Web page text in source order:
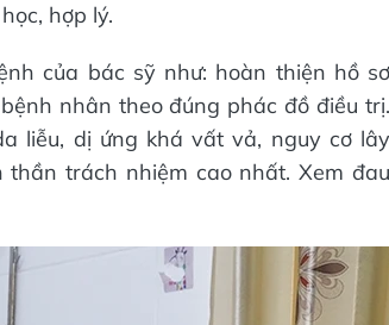
hợp lý.
của bác sỹ như: hoàn thiện hồ sơ
nhân theo đúng phác đồ điều trị.
liễu, dị ứng khá vất vả, nguy cơ lây
trách nhiệm cao nhất. Xem đau